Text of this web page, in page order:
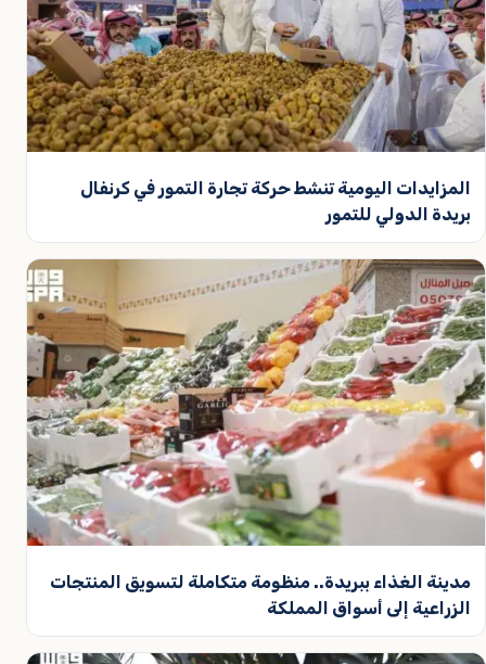
المزايدات اليومية تنشط حركة تجارة التمور في كرنفال
بريدة الدولي للتمور
مدينة الغذاء ببريدة.. منظومة متكاملة لتسويق المنتجات
الزراعية إلى أسواق المملكة